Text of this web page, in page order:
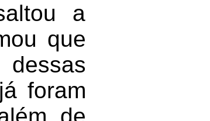
a
que
foram